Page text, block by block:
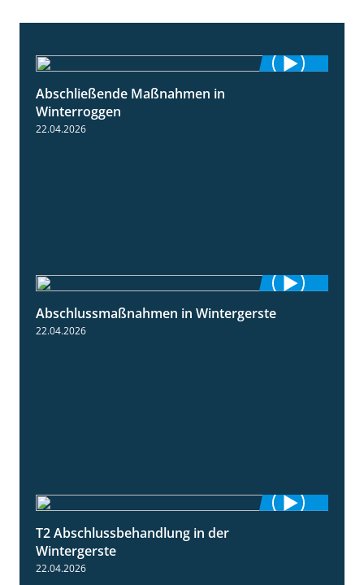
Abschließende Maßnahmen in
Winterroggen
22.04.2026
Abschlussmaßnahmen in Wintergerste
22.04.2026
T2 Abschlussbehandlung in der
Wintergerste
22.04.2026